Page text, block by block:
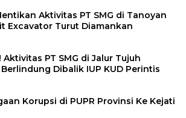
Aktivitas PT SMG di Tanoyan
Excavator Turut Diamankan
Aktivitas PT SMG di Jalur Tujuh
Dibalik IUP KUD Perintis
Korupsi di PUPR Provinsi Ke Kejati